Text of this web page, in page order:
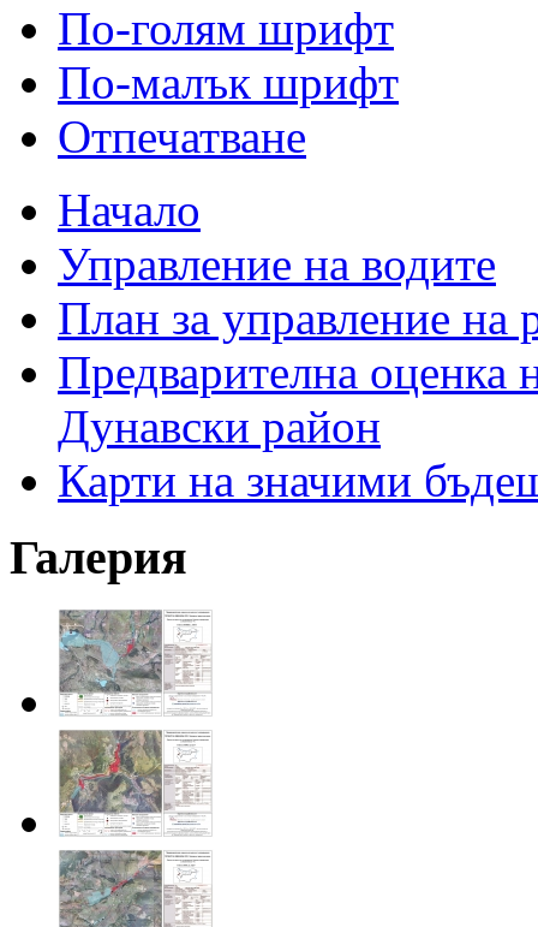
По-голям шрифт
По-малък шрифт
Отпечатване
Начало
Управление на водите
План за управление на
Предварителна оценка
Дунавски район
Карти на значими
Галерия